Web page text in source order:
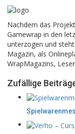
Nachdem das
Gamewrap in den
unterzogen und
Magazin, als
WrapMagazins,
Zufällige